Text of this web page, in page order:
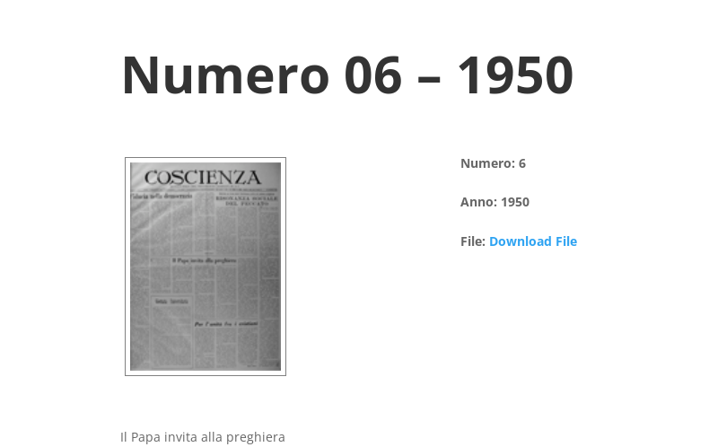
Numero 06 – 1950
Numero: 6
Anno: 1950
File: Download File
Il Papa invita alla preghiera